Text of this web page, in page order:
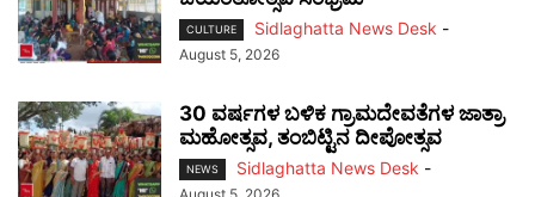
CULTURE Sidlaghatta News Desk -
August 5, 2026
30 ವರ್ಷಗಳ ಬಳಿಕ ಗ್ರಾಮದೇವತೆಗಳ ಜಾತ್ರಾ
ಮಹೋತ್ಸವ, ತಂಬಿಟ್ಟಿನ ದೀಪೋತ್ಸವ
NEWS Sidlaghatta News Desk -